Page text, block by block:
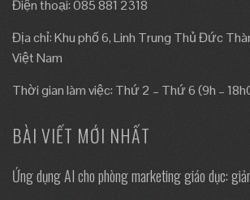
Điện thoại: 085 881 2318
Địa chỉ: Khu phố 6, Linh Trung Thủ Đức
Việt Nam
Thời gian làm việc: Thứ 2 – Thứ 6 (9h –
BÀI VIẾT MỚI NHẤT
Ứng dụng AI cho phòng marketing giáo dục: